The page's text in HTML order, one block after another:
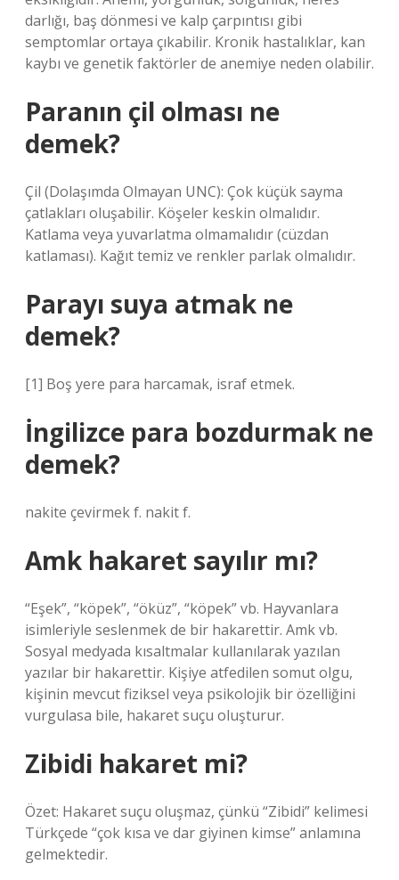
darlığı, baş dönmesi ve kalp çarpıntısı gibi
semptomlar ortaya çıkabilir. Kronik hastalıklar, kan
kaybı ve genetik faktörler de anemiye neden olabilir.
Paranın çil olması ne
demek?
Çil (Dolaşımda Olmayan UNC): Çok küçük sayma
çatlakları oluşabilir. Köşeler keskin olmalıdır.
Katlama veya yuvarlatma olmamalıdır (cüzdan
katlaması). Kağıt temiz ve renkler parlak olmalıdır.
Parayı suya atmak ne
demek?
[1] Boş yere para harcamak, israf etmek.
İngilizce para bozdurmak ne
demek?
nakite çevirmek f. nakit f.
Amk hakaret sayılır mı?
“Eşek”, “köpek”, “öküz”, “köpek” vb. Hayvanlara
isimleriyle seslenmek de bir hakarettir. Amk vb.
Sosyal medyada kısaltmalar kullanılarak yazılan
yazılar bir hakarettir. Kişiye atfedilen somut olgu,
kişinin mevcut fiziksel veya psikolojik bir özelliğini
vurgulasa bile, hakaret suçu oluşturur.
Zibidi hakaret mi?
Özet: Hakaret suçu oluşmaz, çünkü “Zibidi” kelimesi
Türkçede “çok kısa ve dar giyinen kimse” anlamına
gelmektedir.